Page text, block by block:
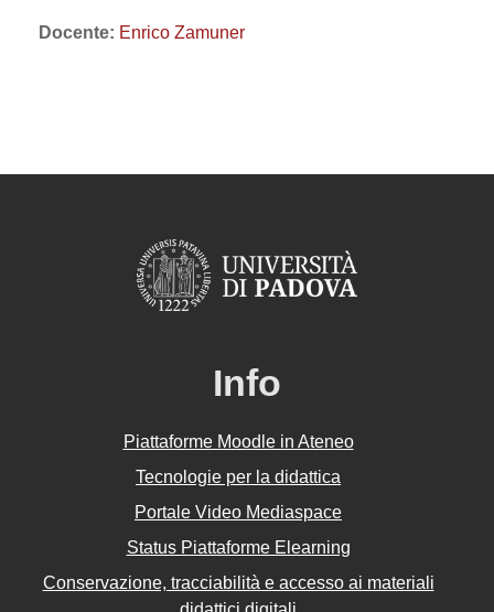
Docente: Enrico Zamuner
Info
Piattaforme Moodle in Ateneo
Tecnologie per la didattica
Portale Video Mediaspace
Status Piattaforme Elearning
Conservazione, tracciabilità e accesso ai materiali